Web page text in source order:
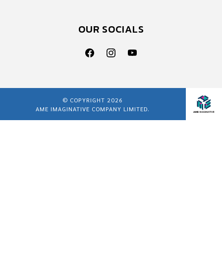
OUR SOCIALS
© COPYRIGHT 2026
AME IMAGINATIVE COMPANY LIMITED.